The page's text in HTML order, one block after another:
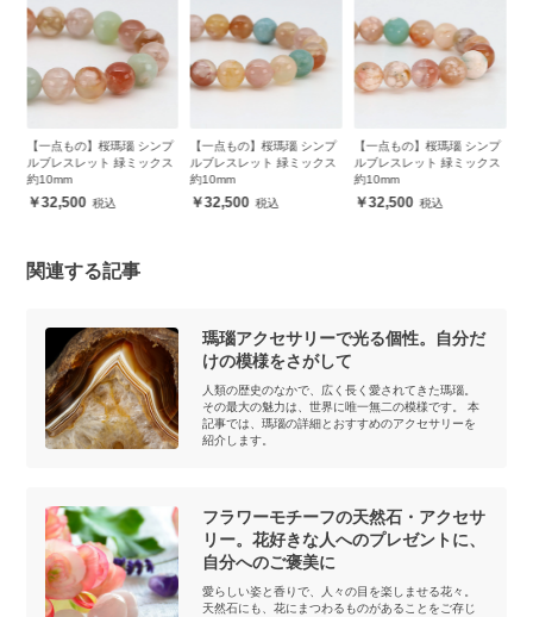
もの】桜瑪瑙 シンプ
スレット 緑ミックス
【一点もの】桜瑪瑙 シンプ
ルブレスレット 緑ミックス
32,500
【一点もの】桜瑪瑙 シンプ
ルブレスレット 緑ミックス
32,500
【一点もの
ーツ14mm
関連する記事
瑪瑙アクセサリーで光る個性。自分だ
けの模様をさがして
人類の歴史のなかで、広く長く愛されてきた瑪瑙。
その最大の魅力は、世界に唯一無二の模様です。 本
記事では、瑪瑙の詳細とおすすめのアクセサリーを
紹介します。
フラワーモチーフの天然石・アクセサ
リー。花好きな人へのプレゼントに、
自分へのご褒美に
愛らしい姿と香りで、人々の目を楽しませる花々。
天然石にも、花にまつわるものがあることをご存じ